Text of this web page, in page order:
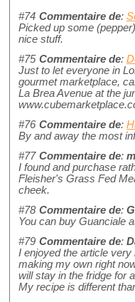
#74 Commentaire de:
Picked up some
nice stuff.
#75 Commentaire de:
Just to let everyone in
gourmet marketplace,
La Brea Avenue at the
#76 Commentaire de:
By and away the most
#77 Commentaire de:
I found and purchase
Fleisher's Grass Fed
cheek.
#78 Commentaire de:
You can buy Guanciale
#79 Commentaire de:
I enjoyed the article
making my own right
will stay in the fridge for
My recipe is different